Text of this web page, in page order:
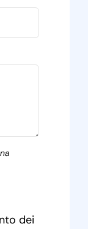
dei